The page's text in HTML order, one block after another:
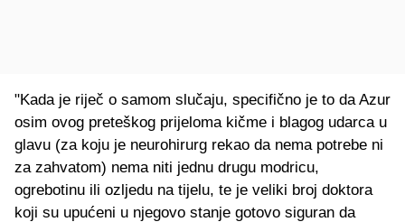
"Kada je riječ o samom slučaju, specifično je to da Azur
osim ovog preteškog prijeloma kičme i blagog udarca u
glavu (za koju je neurohirurg rekao da nema potrebe ni
za zahvatom) nema niti jednu drugu modricu,
ogrebotinu ili ozljedu na tijelu, te je veliki broj doktora
koji su upućeni u njegovo stanje gotovo siguran da